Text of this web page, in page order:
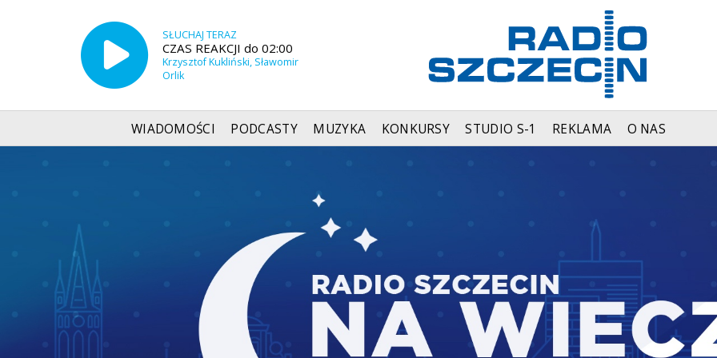
SŁUCHAJ TERAZ
CZAS REAKCJI do 02:00
Krzysztof Kukliński, Sławomir
Orlik
WIADOMOŚCI PODCASTY MUZYKA KONKURSY STUDIO S-1 REKLAMA O NAS